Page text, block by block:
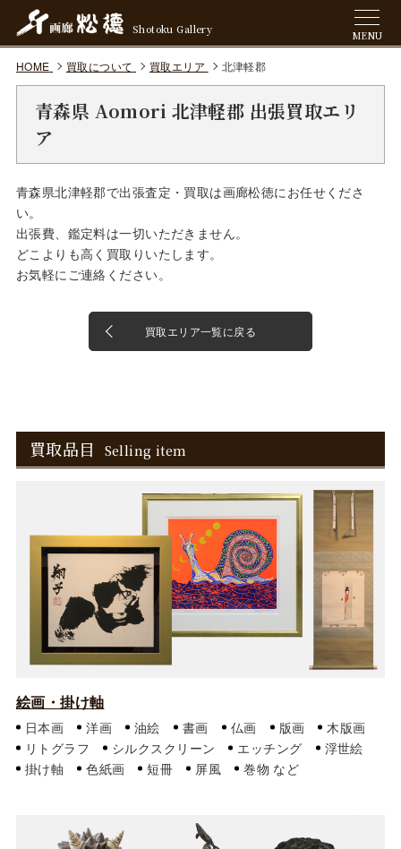
Shotoku Gallery MENU
HOME 買取について 買取エリア 北津軽郡
青森県 Aomori 北津軽郡 出張買取エリ
ア
青森県北津軽郡で出張査定・買取は画廊松徳にお任せくださ
い。
出張費、鑑定料は一切いただきません。
どこよりも高く買取りいたします。
お気軽にご連絡ください。
買取エリア一覧に戻る
買取品目 Selling item
絵画・掛け軸
日本画 洋画 油絵 書画 仏画 版画
木版画
リトグラフ
シルクスクリーン エッチング
浮世絵
掛け軸
色紙画 短冊 屏風 巻物